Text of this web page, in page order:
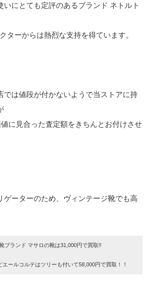
いにとても定評のあるブランド ネトルト
ターからは熱烈な支持を得ています。
では値段が付かないようで当ストアに持
に見合った査定額をきちんとお付けさせ
ゲーターのため、ヴィンテージ靴でも高
ブランド マサロの靴は31,000円で買取!!
エールコルテはツリーも付いて58,000円で買取！！